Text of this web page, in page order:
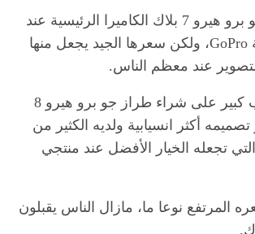
بداية، لم تعد جو برو هيرو 7 بلاك الكاميرا الرئيسية عند
العلامة التجارية GoPro، ولكن سعرها الجيد يجعل منها
عند معظم الناس.
لأن هناك انكباب كبير على شراء طراز جو برو هيرو 8
تصميمه أكثر انسيابية ولديه الكثير من
تجعله الخيار الأفضل عند منتجي
المرتفع نوعا ما، مازال الناس يقبلون